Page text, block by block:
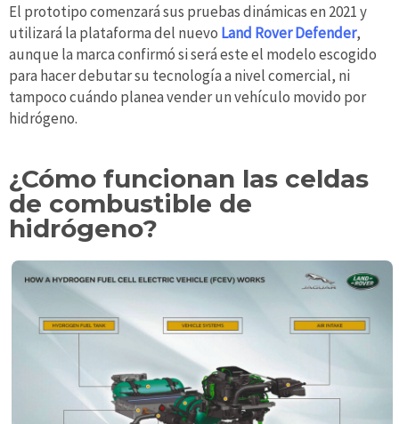
El prototipo comenzará sus pruebas dinámicas en 2021 y
utilizará la plataforma del nuevo Land Rover Defender,
aunque la marca confirmó si será este el modelo escogido
para hacer debutar su tecnología a nivel comercial, ni
tampoco cuándo planea vender un vehículo movido por
hidrógeno.
¿Cómo funcionan las celdas
de combustible de
hidrógeno?